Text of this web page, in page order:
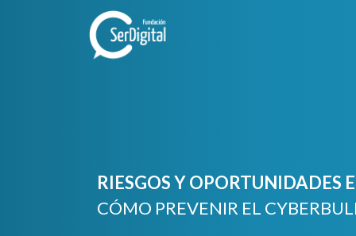
RIESGOS Y OPORTUNIDADES
CÓMO PREVENIR EL